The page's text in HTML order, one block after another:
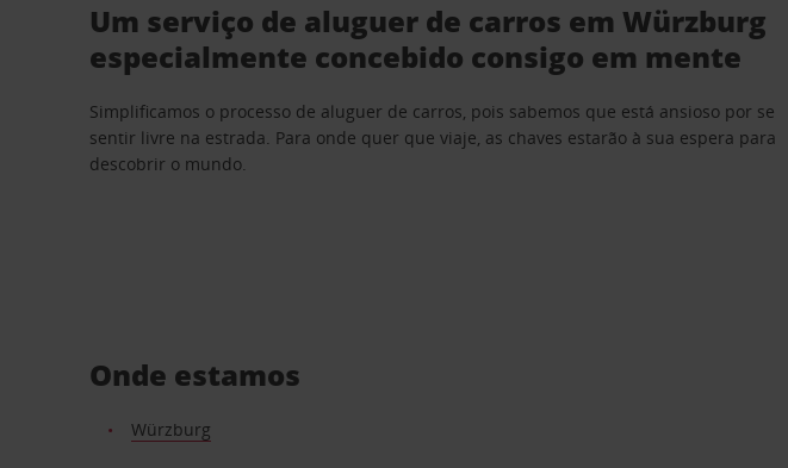
Um serviço de aluguer de carros em Würzburg
especialmente concebido consigo em mente
Simplificamos o processo de aluguer de carros, pois sabemos que está ansioso por se
sentir livre na estrada. Para onde quer que viaje, as chaves estarão à sua espera para
descobrir o mundo.
Onde estamos
Würzburg